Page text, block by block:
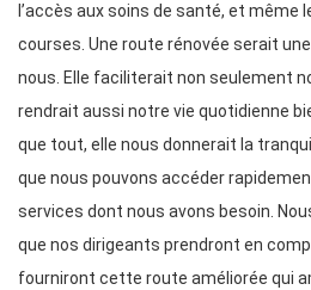
l’accès aux soins de santé, et même
courses. Une route rénovée serait
nous. Elle faciliterait non seulement
rendrait aussi notre vie quotidienne
que tout, elle nous donnerait la
que nous pouvons accéder
services dont nous avons besoin.
que nos dirigeants prendront en
fourniront cette route améliorée qui